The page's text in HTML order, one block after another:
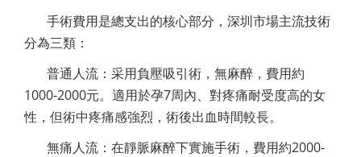
手術費用是總支出的核心部分，深圳市場主流技術
分為三類：
普通人流：采用負壓吸引術，無麻醉，費用約
1000-2000元。適用於孕7周內、對疼痛耐受度高的女
性，但術中疼痛感強烈，術後出血時間較長。
無痛人流：在靜脈麻醉下實施手術，費用約2000-